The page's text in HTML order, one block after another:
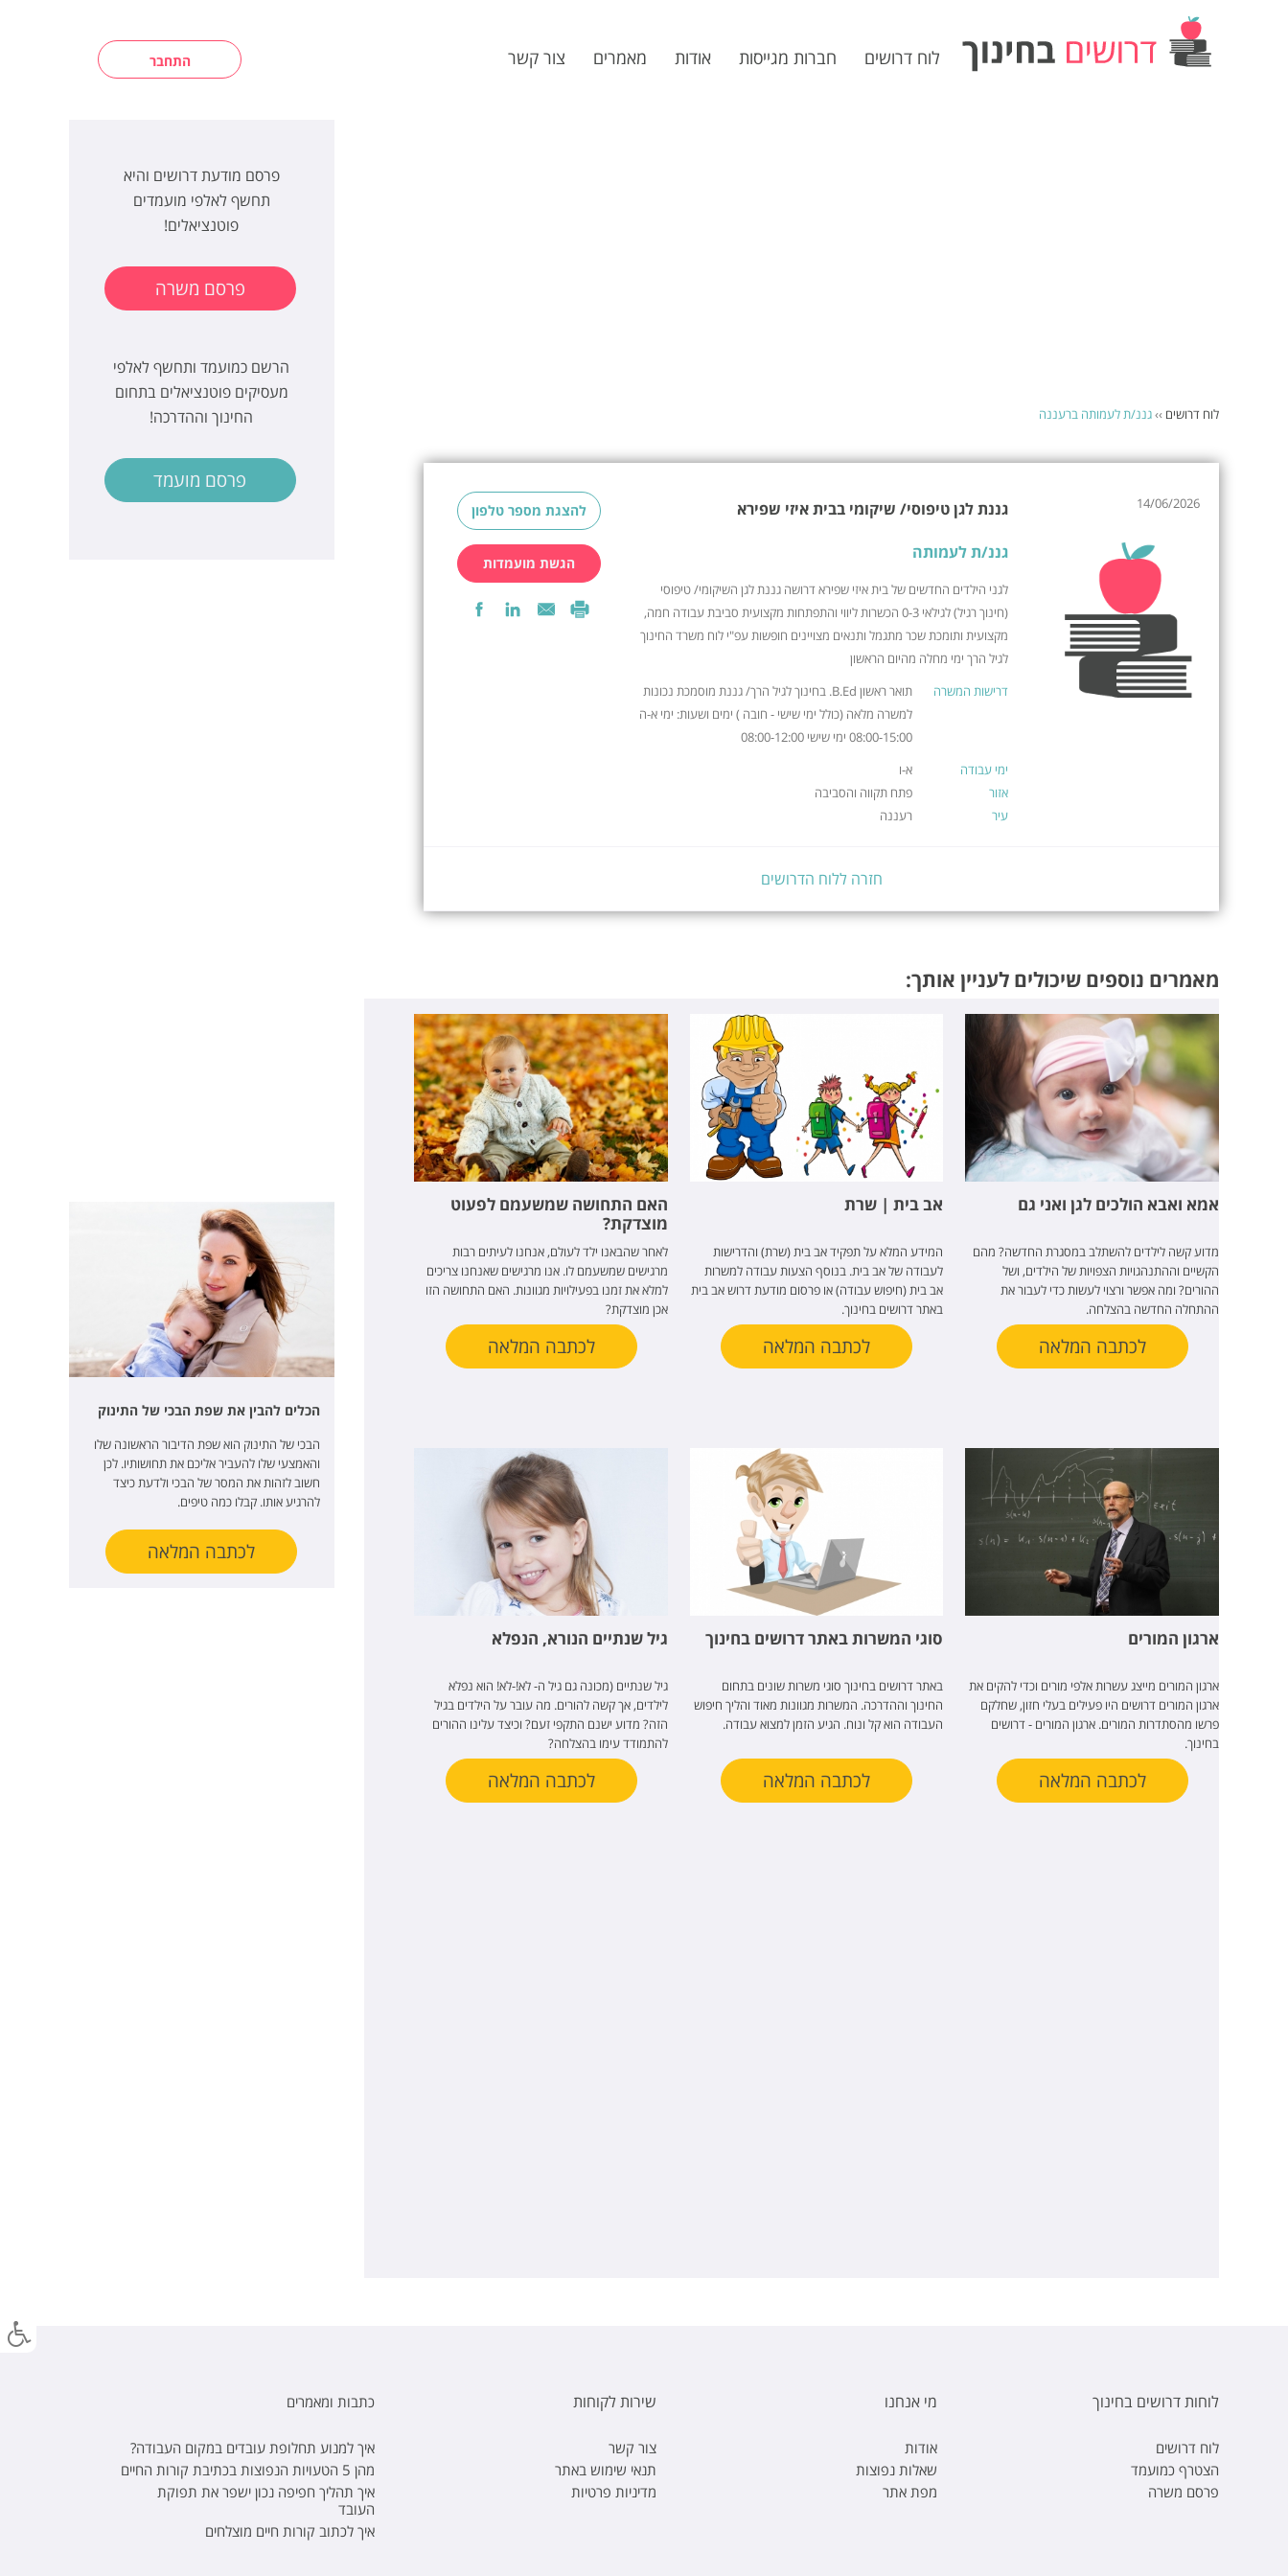
התחבר לוח דרושים חברות מגייסות אודות מאמרים צור קשר
לוח דרושים ››גננ/ת לעמותה ברעננה
14/06/2026 גננת לגן טיפוסי/ שיקומי בבית איזי שפירא
גננ/ת לעמותה
לגני הילדים החדשים של בית איזי שפירא דרושה גננת לגן השיקומי/ טיפוסי
(חינוך רגיל) לגילאי 0-3 הכשרות ליווי והתפתחות מקצועית סביבת עבודה חמה,
מקצועית ותומכת שכר מתגמל ותנאים מצויינים חופשות עפ"י לוח משרד החינוך
לגיל הרך ימי מחלה מהיום הראשון
דרישות המשרה
תואר ראשון B.Ed. בחינוך לגיל הרך/ גננת מוסמכת נכונות
למשרה מלאה (כולל ימי שישי - חובה ) ימים ושעות: ימי א-ה
08:00-15:00 ימי שישי 08:00-12:00
ימי עבודה
א-ו
אזור
פתח תקווה והסביבה
עיר
רעננה
להצגת מספר טלפון
הגשת מועמדות
חזרה ללוח הדרושים
מאמרים נוספים שיכולים לעניין אותך:
אמא ואבא הולכים לגן ואני גם
מדוע קשה לילדים להשתלב במסגרת החדשה? מהם
הקשיים וההתנהגויות הצפויות של הילדים, ושל
ההורים? ומה אפשר ורצוי לעשות כדי לעבור את
ההתחלה החדשה בהצלחה.
לכתבה המלאה
אב בית | שרת
המידע המלא על תפקיד אב בית (שרת) והדרישות
לעבודה של אב בית. בנוסף הצעות עבודה למשרות
אב בית (חיפוש עבודה) או פרסום מודעת דרוש אב בית
באתר דרושים בחינוך.
לכתבה המלאה
האם התחושה שמשעמם לפעוט
מוצדקת?
לאחר שהבאנו ילד לעולם, אנחנו לעיתים רבות
מרגישים שמשעמם לו. אנו מרגישים שאנחנו צריכים
למלא את זמנו בפעילויות מגוונות. האם התחושה הזו
אכן מוצדקת?
לכתבה המלאה
ארגון המורים
ארגון המורים מייצג עשרות אלפי מורים וכדי להקים את
ארגון המורים דרושים היו פעילים בעלי חזון, שחלקם
פרשו מהסתדרות המורים. ארגון המורים - דרושים
בחינוך.
לכתבה המלאה
סוגי המשרות באתר דרושים בחינוך
באתר דרושים בחינוך סוגי משרות שונים בתחום
החינוך וההדרכה. המשרות מגוונות מאוד והליך חיפוש
העבודה הוא קל ונוח. הגיע הזמן למצוא עבודה.
לכתבה המלאה
גיל שנתיים הנורא, הנפלא
גיל שנתיים (מכונה גם גיל ה- לא!-לא! הוא נפלא
לילדים, אך קשה להורים. מה עובר על הילדים בגיל
הזה? מדוע ישנם התקפי זעם? וכיצד עלינו ההורים
להתמודד עימו בהצלחה?
לכתבה המלאה
פרסם מודעת דרושים והיא
תחשף לאלפי מועמדים
פוטנציאלים!
פרסם משרה
הרשם כמועמד ותחשף לאלפי
מעסיקים פוטנציאלים בתחום
החינוך וההדרכה!
פרסם מועמד
הכלים להבין את שפת הבכי של התינוק
הבכי של התינוק הוא שפת הדיבור הראשונה שלו
והאמצעי שלו להעביר אליכם את תחושותיו. לכן
חשוב לזהות את המסר של הבכי ולדעת כיצד
להרגיע אותו. קבלו כמה טיפים.
לכתבה המלאה
לוחות דרושים בחינוך
לוח דרושים
הצטרף כמועמד
פרסם משרה
מי אנחנו
אודות
שאלות נפוצות
מפת אתר
שירות לקוחות
צור קשר
תנאי שימוש באתר
מדיניות פרטיות
כתבות ומאמרים
איך למנוע תחלופת עובדים במקום העבודה?
מהן 5 הטעויות הנפוצות בכתיבת קורות החיים
איך תהליך חפיפה נכון ישפר את תפוקת
העובד
איך לכתוב קורות חיים מוצלחים